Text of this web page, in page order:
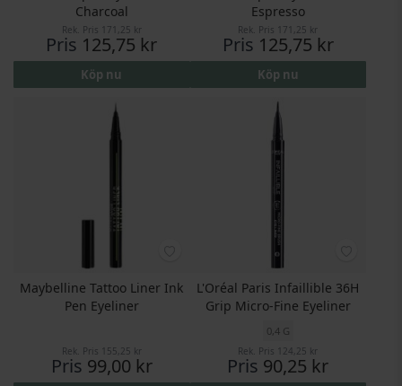
Charcoal
Rek. Pris 171,25 kr
Pris 125,75 kr
Köp nu
Espresso
Rek. Pris 171,25 kr
Pris 125,75 kr
Köp nu
Maybelline Tattoo Liner Ink
Pen Eyeliner
Rek. Pris 155,25 kr
Pris 99,00 kr
L'Oréal Paris Infaillible 36H
Grip Micro-Fine Eyeliner
0,4 G
Rek. Pris 124,25 kr
Pris 90,25 kr